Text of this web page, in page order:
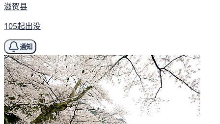
滋贺县
105起出没
通知